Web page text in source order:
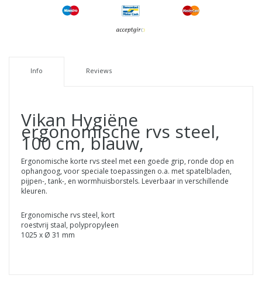
Info Reviews
Vikan Hygiëne
ergonomische rvs steel,
100 cm, blauw,
Ergonomische korte rvs steel met een goede grip, ronde dop en
ophangoog, voor speciale toepassingen o.a. met spatelbladen,
pijpen-, tank-, en wormhuisborstels. Leverbaar in verschillende
kleuren.
Ergonomische rvs steel, kort
roestvrij staal, polypropyleen
1025 x Ø 31 mm